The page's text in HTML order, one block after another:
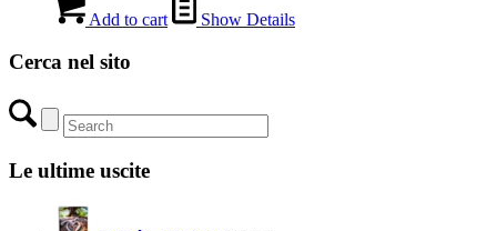
Add to cart Show Details
Cerca nel sito
Le ultime uscite